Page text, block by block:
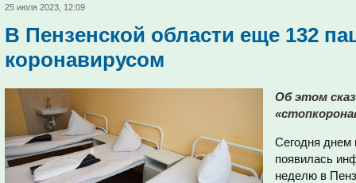
25 июля 2023, 12:09
В Пензенской области еще 132
коронавирусом
Об этом
Сегодня днем
появилась
неделю в